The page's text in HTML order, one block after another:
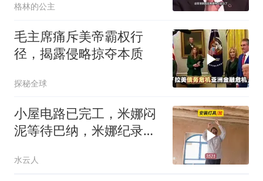
格林的公主
毛主席痛斥美帝霸权行
径，揭露侵略掠夺本质
探秘全球
小屋电路已完工，米娜闷
泥等待巴纳，米娜纪录片
水云人